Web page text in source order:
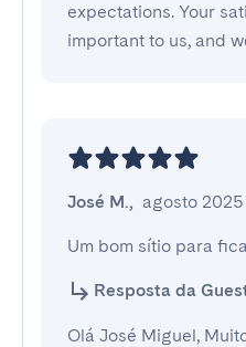
expectations. Your
important to us, and
José M., agosto 2025
Um bom sítio para
Resposta da
Olá José Miguel,